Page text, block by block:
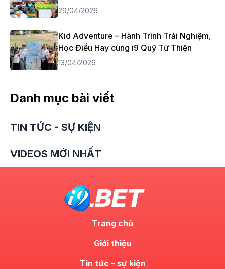
29/04/2026
Kid Adventure – Hành Trình Trải Nghiệm,
Học Điều Hay cùng i9 Quỹ Từ Thiện
13/04/2026
Danh mục bài viết
TIN TỨC - SỰ KIỆN
VIDEOS MỚI NHẤT
Trang chủ
Giới thiệu
Tin tức – sự kiện